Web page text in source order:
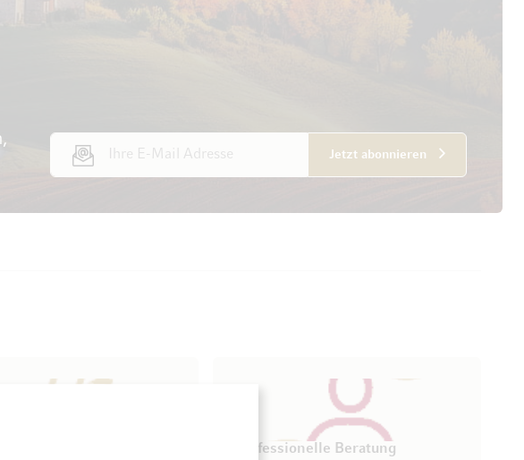
E-Mail Adresse
Jetzt abonnieren
Professionelle Beratung